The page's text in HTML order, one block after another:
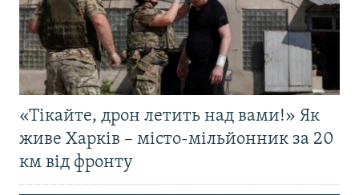
«Тікайте, дрон летить над вами!» Як
живе Харків – місто-мільйонник за 20
км від фронту